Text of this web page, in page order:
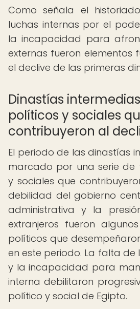
Como señala el
luchas internas por el
la incapacidad para
externas fueron elementos
el declive de las primeras
Dinastías
políticos y sociales
contribuyeron al
El periodo de las dinastías
marcado por una serie de
y sociales que
debilidad del gobierno
administrativa y la
extranjeros fueron
políticos que
en este periodo. La falta de
y la incapacidad para
interna debilitaron
político y social de Egipto.